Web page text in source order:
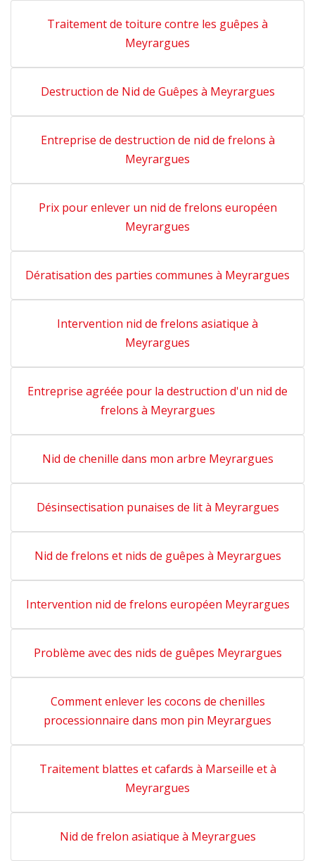
Traitement de toiture contre les guêpes à
Meyrargues
Destruction de Nid de Guêpes à Meyrargues
Entreprise de destruction de nid de frelons à
Meyrargues
Prix pour enlever un nid de frelons européen
Meyrargues
Dératisation des parties communes à Meyrargues
Intervention nid de frelons asiatique à
Meyrargues
Entreprise agréée pour la destruction d'un nid de
frelons à Meyrargues
Nid de chenille dans mon arbre Meyrargues
Désinsectisation punaises de lit à Meyrargues
Nid de frelons et nids de guêpes à Meyrargues
Intervention nid de frelons européen Meyrargues
Problème avec des nids de guêpes Meyrargues
Comment enlever les cocons de chenilles
processionnaire dans mon pin Meyrargues
Traitement blattes et cafards à Marseille et à
Meyrargues
Nid de frelon asiatique à Meyrargues